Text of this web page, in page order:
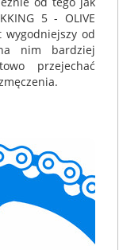
5 - OLIVE
wygodniejszy od
nim bardziej
przejechać